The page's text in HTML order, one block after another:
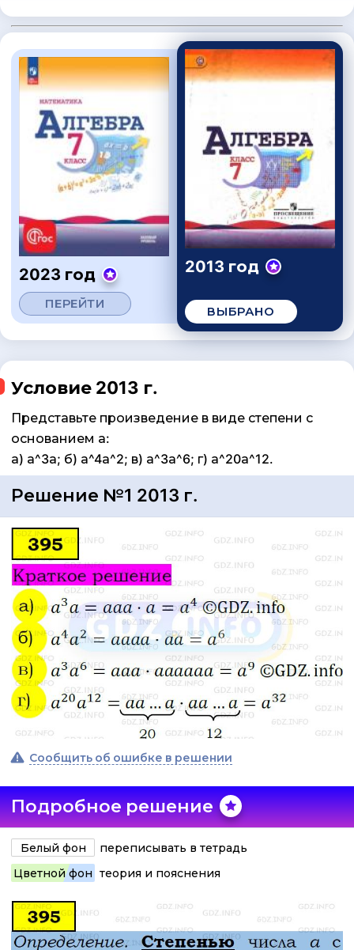
2023 год
ПЕРЕЙТИ
2013 год
ВЫБРАНО
Условие 2013 г.
Представьте произведение в виде степени с
основанием а:
а) а^3а; б) а^4а^2; в) а^3а^6; г) а^20а^12.
Решение №1 2013 г.
Сообщить об ошибке в решении
Подробное решение
Белый фон
переписывать в тетрадь
Цветной фон теория и пояснения